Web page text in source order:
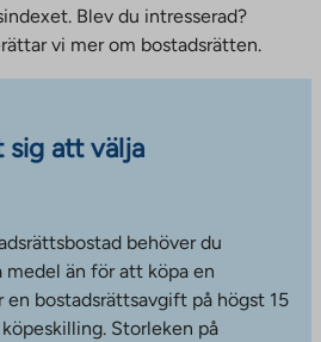
Blev du intresserad?
vi mer om bostadsrätten.
sig att välja
behöver du
än för att köpa en
en bostadsrättsavgift på högst 15
Storleken på